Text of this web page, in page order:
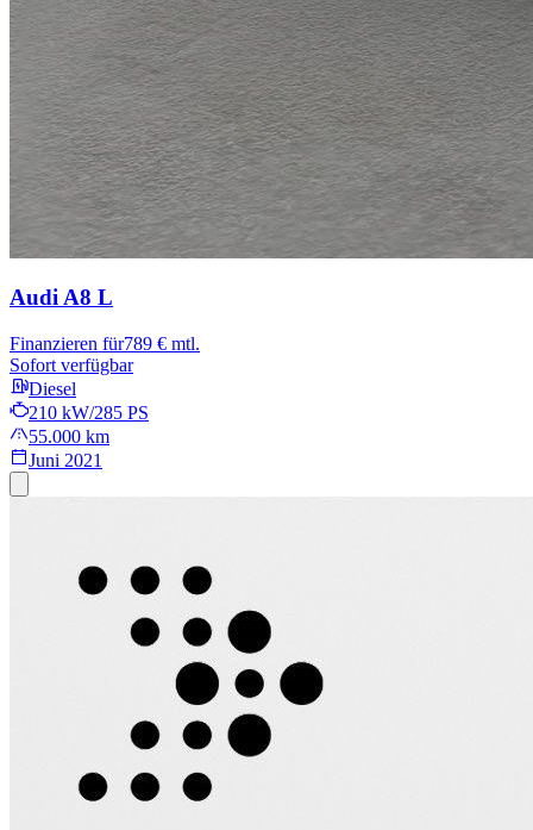
Audi A8 L
Finanzieren für789 € mtl.
Sofort verfügbar
Diesel
210 kW/285 PS
55.000 km
Juni 2021